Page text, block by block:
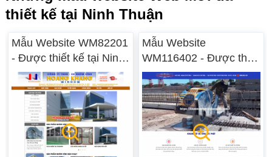
thiết kế tại Ninh Thuận
Mẫu Website WM82201
- Được thiết kế tại Ninh
Thuận
Mẫu Website
WM116402 - Được thiết
kế tại Ninh Thuận